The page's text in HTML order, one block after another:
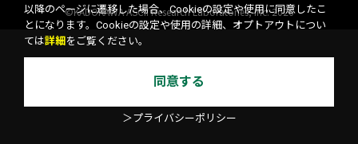
©KADOKAWA ASCII Research Laboratories, Inc. 2026
以降のページに遷移した場合、Cookieの設定や使用に同意したこ
とになります。Cookieの設定や使用の詳細、オプトアウトについ
ては詳細 をご覧ください。
同意する
＞プライバシーポリシー